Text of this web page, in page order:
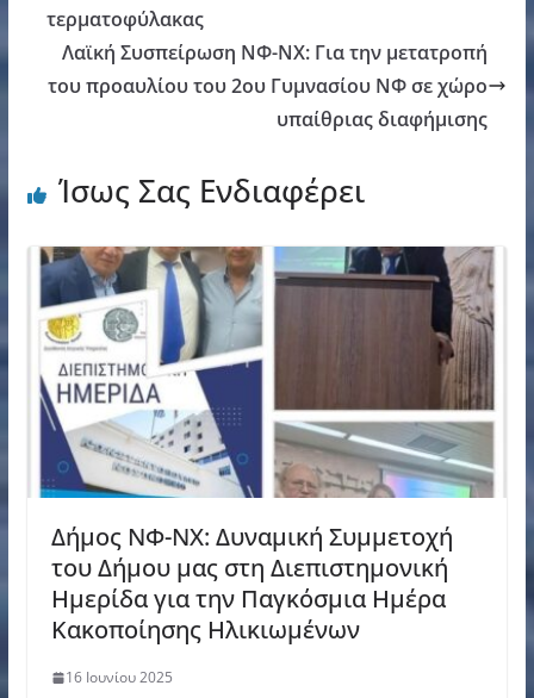
τερματοφύλακας
Λαϊκή Συσπείρωση ΝΦ-ΝΧ: Για την μετατροπή
του προαυλίου του 2ου Γυμνασίου ΝΦ σε χώρο
υπαίθριας διαφήμισης
Ίσως Σας Ενδιαφέρει
Δήμος ΝΦ-ΝΧ: Δυναμική Συμμετοχή
του Δήμου μας στη Διεπιστημονική
Ημερίδα για την Παγκόσμια Ημέρα
Κακοποίησης Ηλικιωμένων
16 Ιουνίου 2025